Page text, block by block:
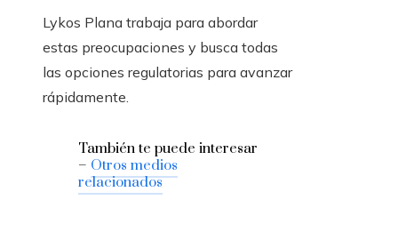
Lykos Plana trabaja para abordar
estas preocupaciones y busca todas
las opciones regulatorias para avanzar
rápidamente.
También te puede interesar
– Otros medios
relacionados